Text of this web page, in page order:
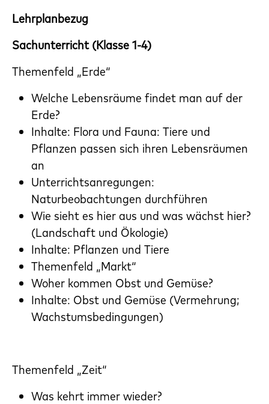
Lehrplanbezug
Sachunterricht (Klasse 1-4)
Themenfeld „Erde“
Welche Lebensräume findet man auf der
Erde?
Inhalte: Flora und Fauna: Tiere und
Pflanzen passen sich ihren Lebensräumen
an
Unterrichtsanregungen:
Naturbeobachtungen durchführen
Wie sieht es hier aus und was wächst hier?
(Landschaft und Ökologie)
Inhalte: Pflanzen und Tiere
Themenfeld „Markt“
Woher kommen Obst und Gemüse?
Inhalte: Obst und Gemüse (Vermehrung;
Wachstumsbedingungen)
Themenfeld „Zeit“
Was kehrt immer wieder?